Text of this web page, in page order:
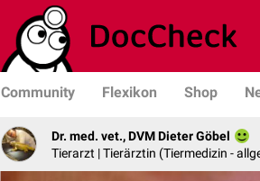
Community Flexikon Shop
Dr. med. vet., DVM Dieter Göbel
Tierarzt | Tierärztin (Tiermedizin -